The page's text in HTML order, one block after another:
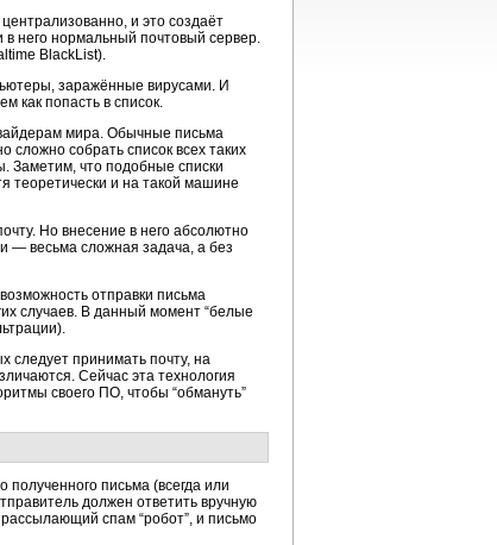
и это создаёт
в него нормальный почтовый сервер.
BlackList).
заражённые вирусами. И
как попасть в список.
мира. Обычные письма
собрать список всех таких
Заметим, что подобные списки
теоретически и на такой машине
Но внесение в него абсолютно
— весьма сложная задача, а без
отправки письма
случаев. В данный момент “белые
следует принимать почту, на
Сейчас эта технология
своего ПО, чтобы “обмануть”
письма (всегда или
должен ответить вручную
спам “робот”, и письмо